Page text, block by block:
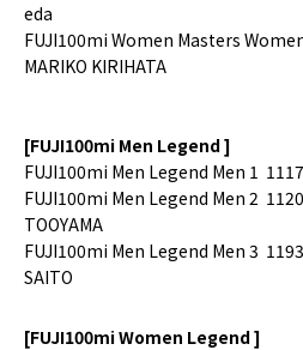
eda
FUJI100mi Women Masters
MARIKO KIRIHATA
[FUJI100mi Men Legend ]
FUJI100mi Men Legend Men 1 1117
FUJI100mi Men Legend Men 2 1120
TOOYAMA
FUJI100mi Men Legend Men 3 1193
SAITO
[FUJI100mi Women Legend ]